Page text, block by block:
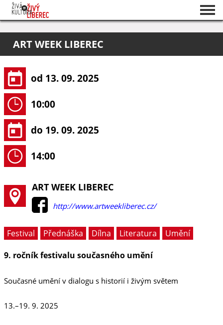
O projektu
Pořadatelé
ART WEEK LIBEREC
od 13. 09. 2025
10:00
do 19. 09. 2025
14:00
ART WEEK LIBEREC
http://www.artweekliberec.cz/
Festival Přednáška Dílna Literatura
Umění
9. ročník festivalu současného umění
Současné umění v dialogu s historií i živým světem
13.–19. 9. 2025